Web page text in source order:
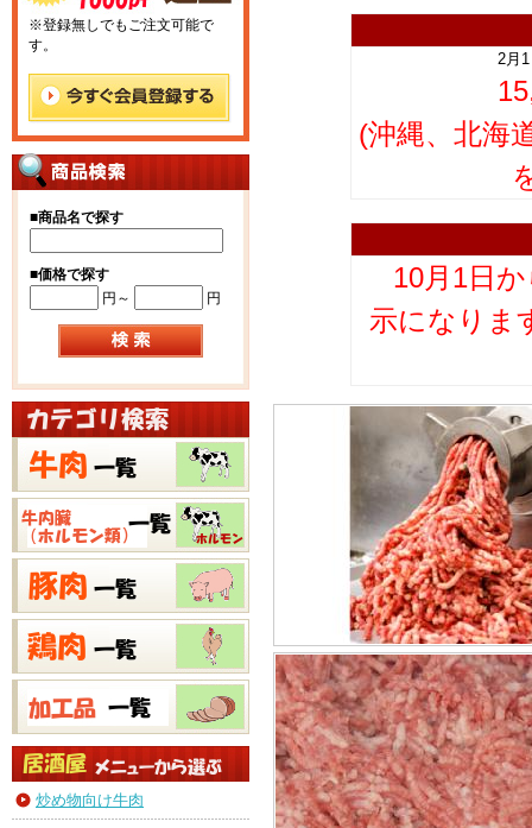
※登録無しでもご注文可能で
す。
■商品名で探す
■価格で探す
円～
円
炒め物向け牛肉
2月
(沖縄、北海
10月1日
示になりま